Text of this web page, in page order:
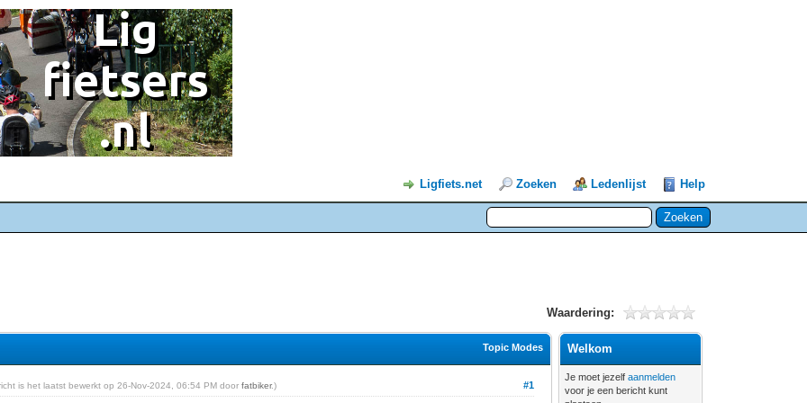
Ligfiets.net Zoeken Ledenlijst Help
Waardering:
Topic Modes
#1
is het laatst bewerkt op 26-Nov-2024, 06:54 PM doorfatbiker.)
Welkom
Je moet jezelfaanmelden
voor je een bericht kunt